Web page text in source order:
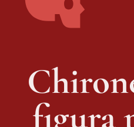
figura